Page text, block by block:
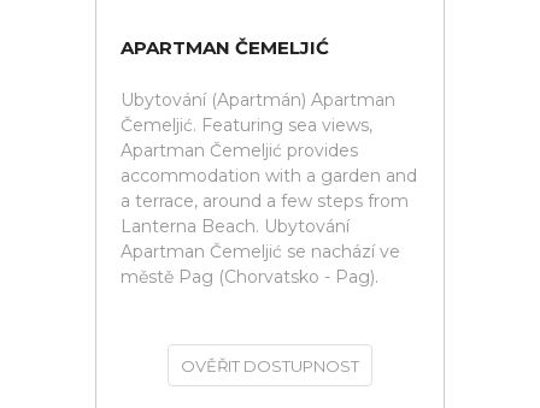
APARTMAN ČEMELJIĆ
Ubytování (Apartmán) Apartman
Čemeljić. Featuring sea views,
Apartman Čemeljić provides
accommodation with a garden and
a terrace, around a few steps from
Lanterna Beach. Ubytování
Apartman Čemeljić se nachází ve
městě Pag (Chorvatsko - Pag).
OVĚŘIT DOSTUPNOST